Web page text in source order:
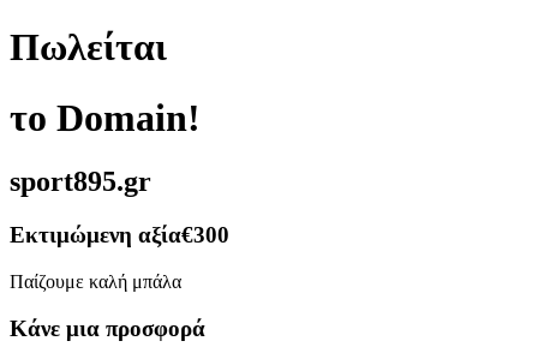
Πωλείται
το Domain!
sport895.gr
Εκτιμώμενη αξία€300
Παίζουμε καλή μπάλα
Κάνε μια προσφορά